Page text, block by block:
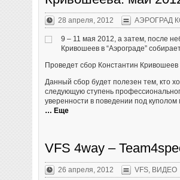
28 апреля, 2012 АЭРОГРАД
9 – 11 мая 2012, а затем, после
Кривошеев в “Аэрограде”
Проведет сбор Константин Кривошеев
Данный сбор будет полезен тем, кто
следующую ступень
уверенности в поведении под
… Еще
VFS 4way –
26 апреля, 2012 VFS, ВИДЕО